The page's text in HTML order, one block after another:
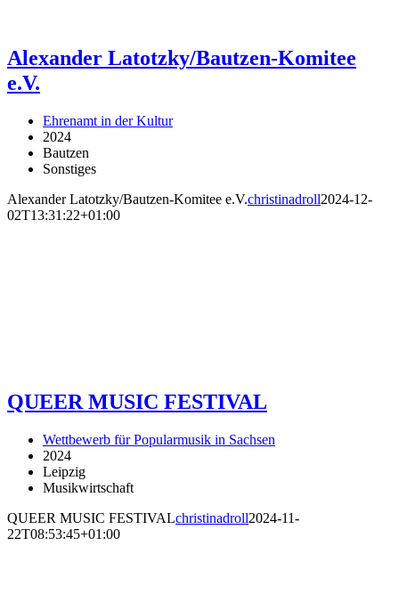
Alexander Latotzky/Bautzen-Komitee
e.V.
Ehrenamt in der Kultur
2024
Bautzen
Sonstiges
Alexander Latotzky/Bautzen-Komitee e.V.christinadroll2024-12-
02T13:31:22+01:00
QUEER MUSIC FESTIVAL
Wettbewerb für Popularmusik in Sachsen
2024
Leipzig
Musikwirtschaft
QUEER MUSIC FESTIVALchristinadroll2024-11-
22T08:53:45+01:00